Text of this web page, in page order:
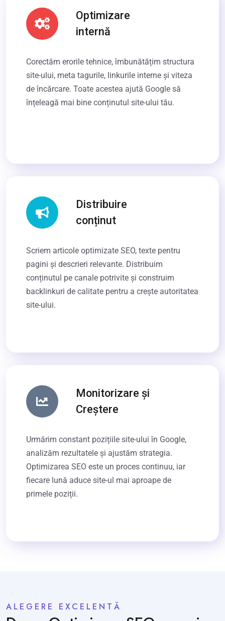
Optimizare
internă
Corectăm erorile tehnice, îmbunătățim structura
site-ului, meta tagurile, linkurile interne și viteza
de încărcare. Toate acestea ajută Google să
înțeleagă mai bine conținutul site-ului tău.
Distribuire
conținut
Scriem articole optimizate SEO, texte pentru
pagini și descrieri relevante. Distribuim
conținutul pe canale potrivite și construim
backlinkuri de calitate pentru a crește autoritatea
site-ului.
Monitorizare și
Creștere
Urmărim constant pozițiile site-ului în Google,
analizăm rezultatele și ajustăm strategia.
Optimizarea SEO este un proces continuu, iar
fiecare lună aduce site-ul mai aproape de
primele poziții.
ALEGERE EXCELENTĂ